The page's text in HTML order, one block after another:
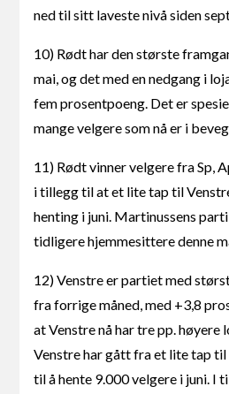
ned til sitt laveste nivå siden
10) Rødt har den største
mai, og det med en nedgang i
fem prosentpoeng. Det er
mange velgere som nå er i
11) Rødt vinner velgere fra Sp,
i tillegg til at et lite tap til
henting i juni. Martinussens
tidligere hjemmesittere denne
12) Venstre er partiet med
fra forrige måned, med +3,8
at Venstre nå har tre pp. høyere
Venstre har gått fra et lite tap
til å hente 9.000 velgere i juni. I